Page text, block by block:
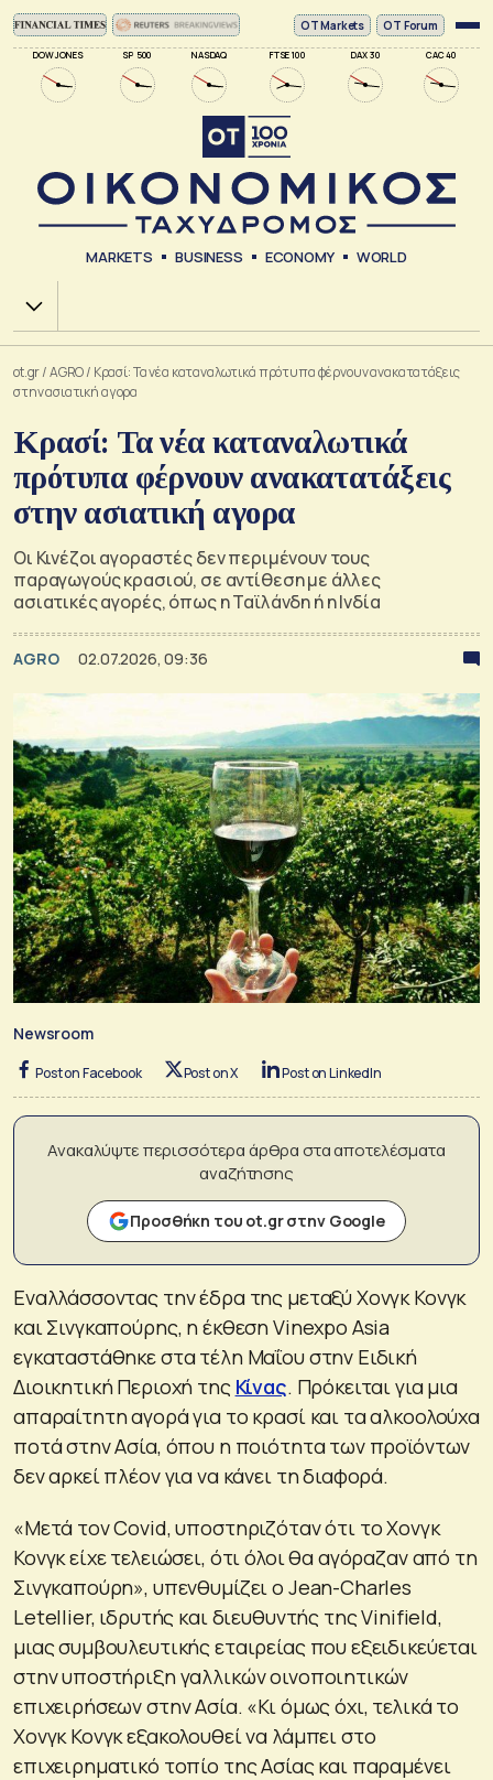
DOW JONES SP 500 NASDAQ FTSE 100 DAX 30 CAC 40
ΟΤ Markets OT Forum
MARKETS BUSINESS ECONOMY WORLD
Χ.Α.
ot.gr/AGRO/ Κρασί: Τα νέα καταναλωτικά πρότυπα φέρνουν ανακατατάξεις
στην ασιατική αγορα
Κρασί: Τα νέα καταναλωτικά
πρότυπα φέρνουν ανακατατάξεις
στην ασιατική αγορα
Οι Κινέζοι αγοραστές δεν περιμένουν τους
παραγωγούς κρασιού, σε αντίθεση με άλλες
ασιατικές αγορές, όπως η Ταϊλάνδη ή η Ινδία
AGRO 02.07.2026, 09:36
Newsroom
Post on Facebook Post on X Post on LinkedIn
Ανακαλύψτε περισσότερα άρθρα στα αποτελέσματα
αναζήτησης
Προσθήκη του ot.gr στην Google
Εναλλάσσοντας την έδρα της μεταξύ Χονγκ Κονγκ
και Σινγκαπούρης, η έκθεση Vinexpo Asia
εγκαταστάθηκε στα τέλη Μαΐου στην Ειδική
Διοικητική Περιοχή της Κίνας. Πρόκειται για μια
απαραίτητη αγορά για το κρασί και τα αλκοολούχα
ποτά στην Ασία, όπου η ποιότητα των προϊόντων
δεν αρκεί πλέον για να κάνει τη διαφορά.
«Μετά τον Covid, υποστηριζόταν ότι το Χονγκ
Κονγκ είχε τελειώσει, ότι όλοι θα αγόραζαν από τη
Σινγκαπούρη», υπενθυμίζει ο Jean-Charles
Letellier, ιδρυτής και διευθυντής της Vinifield,
μιας συμβουλευτικής εταιρείας που εξειδικεύεται
στην υποστήριξη γαλλικών οινοποιητικών
επιχειρήσεων στην Ασία. «Κι όμως όχι, τελικά το
Χονγκ Κονγκ εξακολουθεί να λάμπει στο
επιχειρηματικό τοπίο της Ασίας και παραμένει